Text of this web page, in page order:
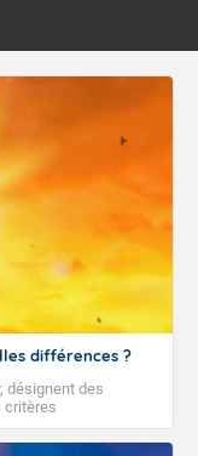
différences ?
désignent des
critères
de chaleur qui
économiques